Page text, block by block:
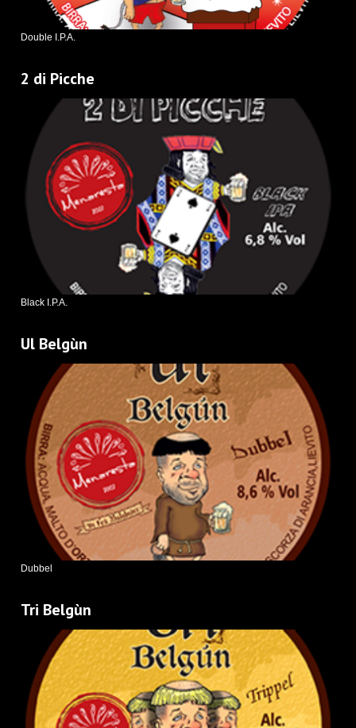
Double I.P.A.
2 di Picche
Black I.P.A.
Ul Belgùn
Dubbel
Tri Belgùn